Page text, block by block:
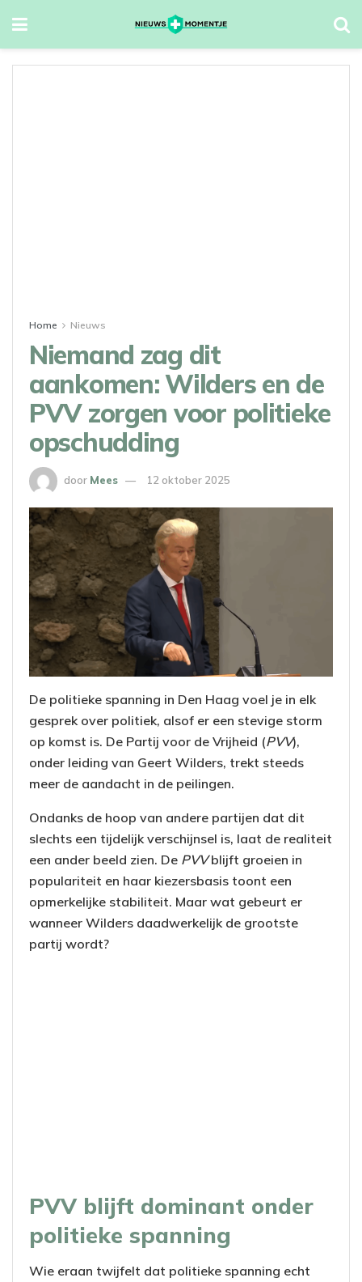
Home Nieuws
Niemand zag dit
aankomen: Wilders en de
PVV zorgen voor politieke
opschudding
door Mees 12 oktober 2025
De politieke spanning in Den Haag voel je in elk
gesprek over politiek, alsof er een stevige storm
op komst is. De Partij voor de Vrijheid (PVV),
onder leiding van Geert Wilders, trekt steeds
meer de aandacht in de peilingen.
Ondanks de hoop van andere partijen dat dit
slechts een tijdelijk verschijnsel is, laat de realiteit
een ander beeld zien. De PVVblijft groeien in
populariteit en haar kiezersbasis toont een
opmerkelijke stabiliteit. Maar wat gebeurt er
wanneer Wilders daadwerkelijk de grootste
partij wordt?
PVV blijft dominant onder
politieke spanning
Wie eraan twijfelt dat politieke spanning echt